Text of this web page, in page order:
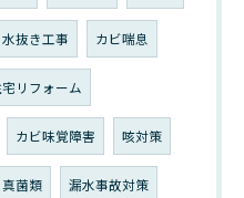
水抜き工事 カビ喘息
リフォーム
カビ味覚障害 咳対策
真菌類 漏水事故対策